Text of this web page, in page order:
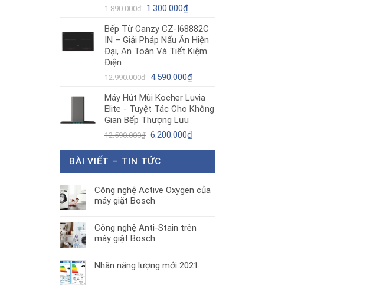
1.890.000₫ Giá
là:
1.890.000₫.
1.300.000₫Giá
tại
là:
1.300.000₫.
Bếp Từ Canzy CZ-I68882C
IN – Giải Pháp Nấu Ăn Hiện
Đại, An Toàn Và Tiết Kiệm
Điện
12.990.000₫ Giá
là:
12.990.000₫.
4.590.000₫Giá
tại
là:
Máy Hút Mùi Kocher Luvia
Elite - Tuyệt Tác Cho Không
Gian Bếp Thượng Lưu
12.590.000₫ Giá
là:
6.200.000₫Giá
BÀI VIẾT – TIN TỨC
Công nghệ Active Oxygen của
máy giặt Bosch
Công nghệ Anti-Stain trên
máy giặt Bosch
Nhãn năng lượng mới 2021